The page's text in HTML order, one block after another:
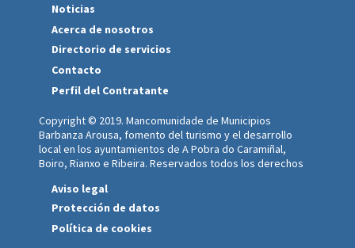
Noticias
Acerca de nosotros
Directorio de servicios
Contacto
Perfil del Contratante
Copyright © 2019. Mancomunidade de Municipios
Barbanza Arousa, fomento del turismo y el desarrollo
local en los ayuntamientos de A Pobra do Caramiñal,
Boiro, Rianxo e Ribeira. Reservados todos los derechos
Aviso legal
Protección de datos
Política de cookies